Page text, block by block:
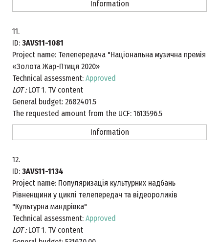
Information
11.
ID: 3AVS11-1081
Project name: Телепередача "Національна музична премія
«Золота Жар-Птиця 2020»
Technical assessment: Approved
LOT :LOT 1. TV content
General budget: 2682401.5
The requested amount from the UCF: 1613596.5
Information
12.
ID: 3AVS11-1134
Project name: Популяризація культурних надбань
Рівненщини у циклі телепередач та відеороликів
"Культурна мандрівка"
Technical assessment: Approved
LOT :LOT 1. TV content